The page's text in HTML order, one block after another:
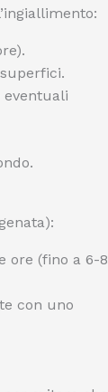
eventuali
ore (fino a 6-8
con uno